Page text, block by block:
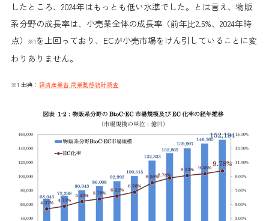
したところ、2024年はもっとも低い水準でした。とは言え、物販
系分野の成長率は、小売業全体の成長率（前年比2.5%、2024年時
点）
※1を上回っており、ECが小売市場をけん引していることに変
わりありません。
※1 出典： 経済産業省 商業動態統計調査